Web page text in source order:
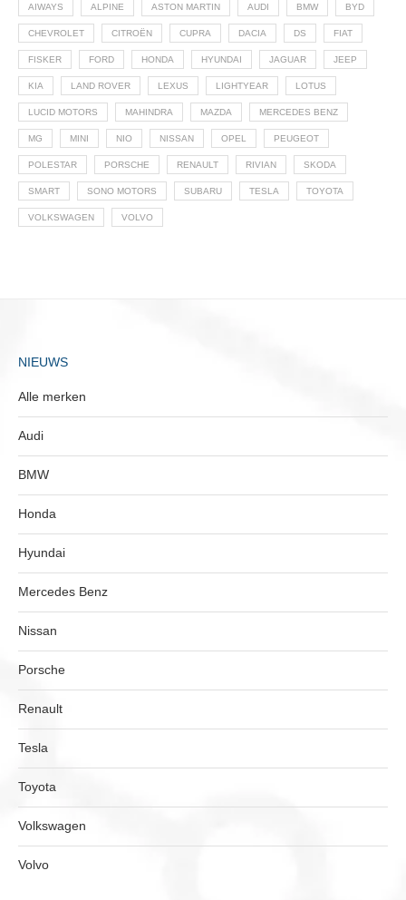
AIWAYS ALPINE ASTON MARTIN AUDI BMW BYD
CHEVROLET CITROËN CUPRA DACIA DS FIAT
FISKER FORD HONDA HYUNDAI JAGUAR JEEP
KIA LAND ROVER LEXUS LIGHTYEAR LOTUS
LUCID MOTORS MAHINDRA MAZDA MERCEDES BENZ
MG MINI NIO NISSAN OPEL PEUGEOT
POLESTAR PORSCHE RENAULT RIVIAN SKODA
SMART SONO MOTORS SUBARU TESLA TOYOTA
VOLKSWAGEN VOLVO
NIEUWS
Alle merken
Audi
BMW
Honda
Hyundai
Mercedes Benz
Nissan
Porsche
Renault
Tesla
Toyota
Volkswagen
Volvo